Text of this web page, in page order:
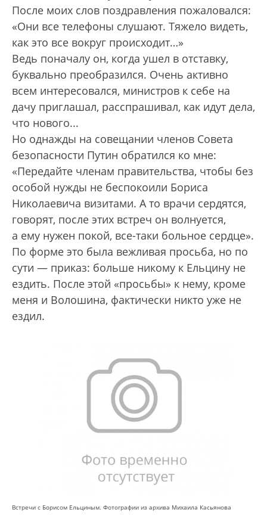
После моих слов поздравления пожаловался:
«Они все телефоны слушают. Тяжело видеть,
как это все вокруг происходит…»
Ведь поначалу он, когда ушел в отставку,
буквально преобразился. Очень активно
всем интересовался, министров к себе на
дачу приглашал, расспрашивал, как идут дела,
что нового...
Но однажды на совещании членов Совета
безопасности Путин обратился ко мне:
«Передайте членам правительства, чтобы без
особой нужды не беспокоили Бориса
Николаевича визитами. А то врачи сердятся,
говорят, после этих встреч он волнуется,
а ему нужен покой, все-таки больное сердце».
По форме это была вежливая просьба, но по
сути — приказ: больше никому к Ельцину не
ездить. После этой «просьбы» к нему, кроме
меня и Волошина, фактически никто уже не
ездил.
Встречи с Борисом Ельциным. Фотографии из архива Михаила Касьянова